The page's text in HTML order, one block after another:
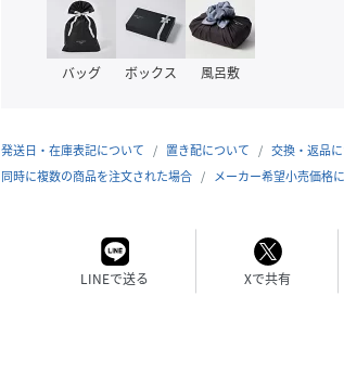
バッグ ボックス 風呂敷
発送日・在庫表記について 置き配について
交換・返品
同時に複数の商品を注文された場合
メーカー希望小売価格
LINEで送る Xで共有